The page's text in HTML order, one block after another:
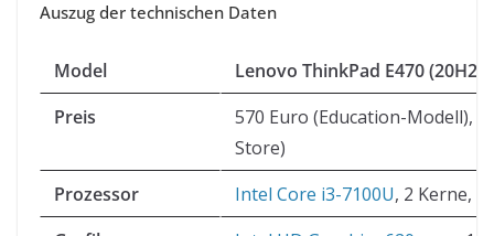
Auszug der technischen Daten
Model
Lenovo ThinkPad E470 (20H2-
Preis
570 Euro (Education-Modell),
Store)
Prozessor
Intel Core i3-7100U, 2 Kerne, 4